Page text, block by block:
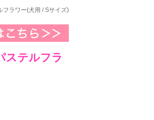
フラワー(犬用 / Sサイズ)
ステルフラ